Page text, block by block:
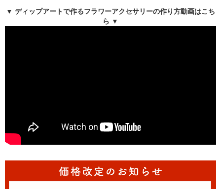
▼ ディップアートで作るフラワーアクセサリーの作り方動画はこち
ら ▼